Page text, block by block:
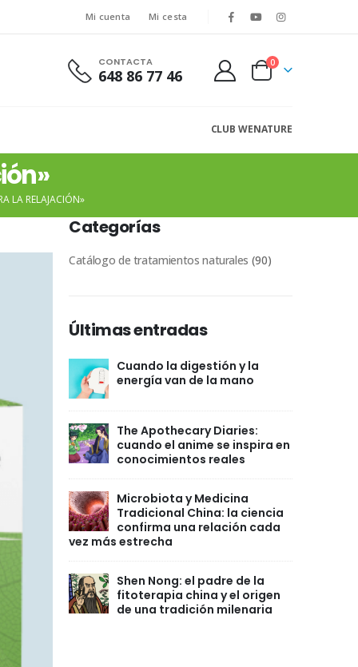
Mi cuenta Mi cesta
CONTACTA
648 86 77 46
0
CLUB WENATURE
LA RELAJACIÓN»
Categorías
Catálogo de tratamientos naturales (90)
Últimas entradas
Cuando la digestión y la
energía van de la mano
The Apothecary Diaries:
cuando el anime se inspira en
conocimientos reales
Microbiota y Medicina
Tradicional China: la ciencia
confirma una relación cada
vez más estrecha
Shen Nong: el padre de la
fitoterapia china y el origen
de una tradición milenaria